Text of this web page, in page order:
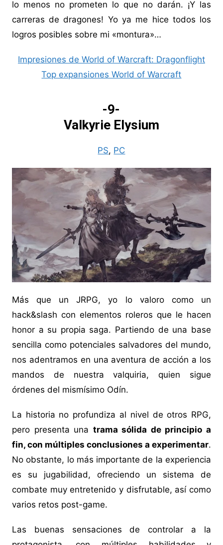
lo menos no prometen lo que no darán. ¡Y las
carreras de dragones! Yo ya me hice todos los
logros posibles sobre mi «montura»…
Impresiones de World of Warcraft: Dragonflight
Top expansiones World of Warcraft
-9-
Valkyrie Elysium
PS, PC
Más que un JRPG, yo lo valoro como un
hack&slash con elementos roleros que le hacen
honor a su propia saga. Partiendo de una base
sencilla como potenciales salvadores del mundo,
nos adentramos en una aventura de acción a los
mandos de nuestra valquiria, quien sigue
órdenes del mismísimo Odín.
La historia no profundiza al nivel de otros RPG,
pero presenta una trama sólida de principio a
fin, con múltiples conclusiones a experimentar.
No obstante, lo más importante de la experiencia
es su jugabilidad, ofreciendo un sistema de
combate muy entretenido y disfrutable, así como
varios retos post-game.
Las buenas sensaciones de controlar a la